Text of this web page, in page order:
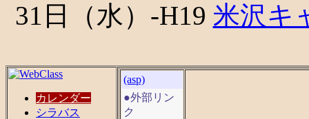
31日（水）-H19 米沢キ
カレンダー
シラバス
(asp)
●外部リン
ク